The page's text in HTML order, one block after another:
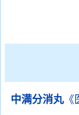
中满分消丸《